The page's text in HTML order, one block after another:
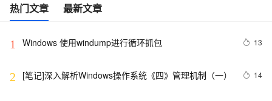
热门文章 最新文章
1 Windows 使用windump进行循环抓包 13
2 [笔记]深入解析Windows操作系统《四》管理机制（一） 14